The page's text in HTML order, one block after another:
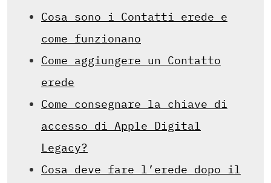
Cosa sono i Contatti erede e
come funzionano
Come aggiungere un Contatto
erede
Come consegnare la chiave di
accesso di Apple Digital
Legacy?
Cosa deve fare l’erede dopo il